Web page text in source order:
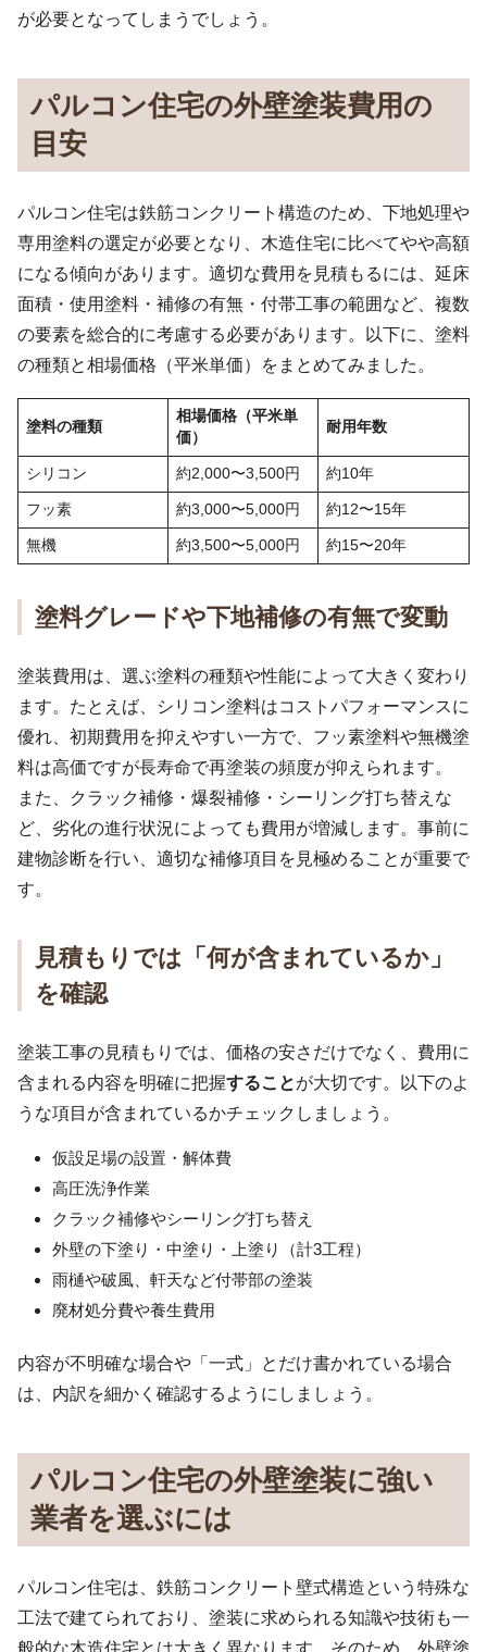
が必要となってしまうでしょう。
パルコン住宅の外壁塗装費用の
目安
パルコン住宅は鉄筋コンクリート構造のため、下地処理や
専用塗料の選定が必要となり、木造住宅に比べてやや高額
になる傾向があります。適切な費用を見積もるには、延床
面積・使用塗料・補修の有無・付帯工事の範囲など、複数
の要素を総合的に考慮する必要があります。以下に、塗料
の種類と相場価格（平米単価）をまとめてみました。
塗料の種類
相場価格（平米単
価）
耐用年数
シリコン 約2,000〜3,500円 約10年
フッ素 約3,000〜5,000円 約12〜15年
無機 約3,500〜5,000円 約15〜20年
塗料グレードや下地補修の有無で変動
塗装費用は、選ぶ塗料の種類や性能によって大きく変わり
ます。たとえば、シリコン塗料はコストパフォーマンスに
優れ、初期費用を抑えやすい一方で、フッ素塗料や無機塗
料は高価ですが長寿命で再塗装の頻度が抑えられます。
また、クラック補修・爆裂補修・シーリング打ち替えな
ど、劣化の進行状況によっても費用が増減します。事前に
建物診断を行い、適切な補修項目を見極めることが重要で
す。
見積もりでは「何が含まれているか」
を確認
塗装工事の見積もりでは、価格の安さだけでなく、費用に
含まれる内容を明確に把握することが大切です。以下のよ
うな項目が含まれているかチェックしましょう。
仮設足場の設置・解体費
高圧洗浄作業
クラック補修やシーリング打ち替え
外壁の下塗り・中塗り・上塗り（計3工程）
雨樋や破風、軒天など付帯部の塗装
廃材処分費や養生費用
内容が不明確な場合や「一式」とだけ書かれている場合
は、内訳を細かく確認するようにしましょう。
パルコン住宅の外壁塗装に強い
業者を選ぶには
パルコン住宅は、鉄筋コンクリート壁式構造という特殊な
工法で建てられており、塗装に求められる知識や技術も一